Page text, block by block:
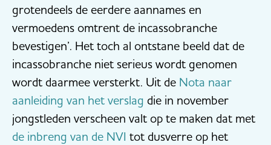
grotendeels de eerdere aannames en
vermoedens omtrent de incassobranche
bevestigen’. Het toch al ontstane beeld dat de
incassobranche niet serieus wordt genomen
wordt daarmee versterkt. Uit de Nota naar
aanleiding van het verslag die in november
jongstleden verscheen valt op te maken dat met
de inbreng van de NVI tot dusverre op het